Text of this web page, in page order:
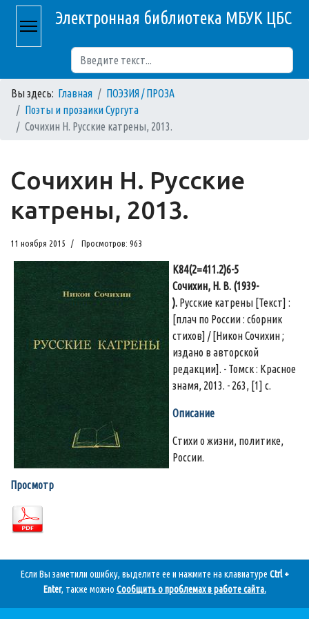
Электронная библиотека МБУК ЦБС
Вы здесь: Главная
ПОЭЗИЯ / ПРОЗА
Поэты и прозаики Сургута
Сочихин Н. Русские катрены, 2013.
Сочихин Н. Русские
катрены, 2013.
11 ноября 2015 Просмотров: 963
К84(2=411.2)6-5
Сочихин, Н. В. (1939-
). Русские катрены [Текст] :
[плач по России : сборник
стихов] / [Никон Сочихин ;
издано в авторской
редакции]. - Томск : Красное
знамя, 2013. - 263, [1] с.
Описание
Стихи о жизни, политике,
России.
Просмотр
Если Вы заметили ошибку, выделите ее и нажмите на клавиатуре Ctrl +
Enter, также можно Сообщить о проблемах в работе сайта.